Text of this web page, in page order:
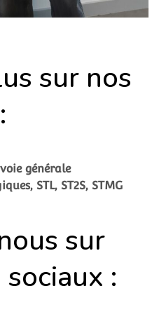
sur nos
générale
STL, ST2S, STMG
sur
: